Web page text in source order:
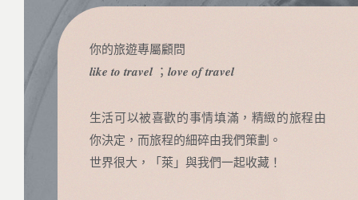
你的旅遊專屬顧問
𝒍𝒊𝒌𝒆 𝒕𝒐 𝒕𝒓𝒂𝒗𝒆𝒍 ；𝒍𝒐𝒗𝒆 𝒐𝒇 𝒕𝒓𝒂𝒗𝒆𝒍
生活可以被喜歡的事情填滿，精緻的旅程由
你決定，而旅程的細碎由我們策劃。
世界很大，「萊」與我們一起收藏！